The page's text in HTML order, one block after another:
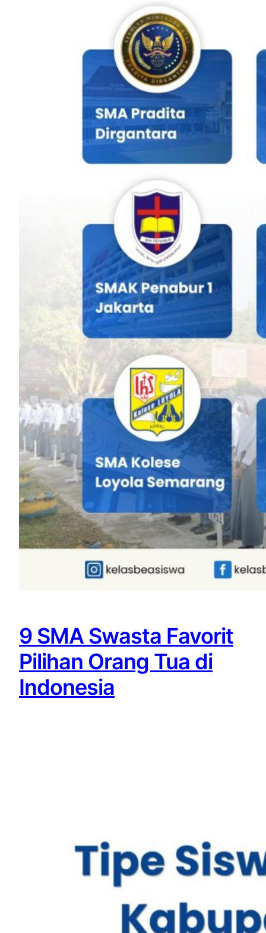
9 SMA Swasta Favorit
Pilihan Orang Tua di
Indonesia